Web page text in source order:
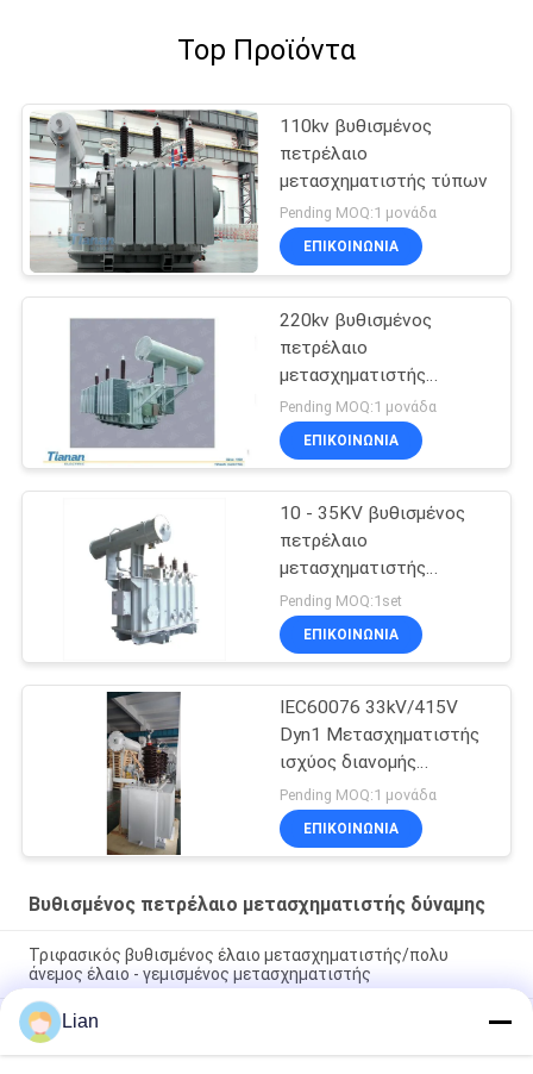
Top Προϊόντα
110kv βυθισμένος
πετρέλαιο
μετασχηματιστής τύπων
Pending MOQ:1 μονάδα
ΕΠΙΚΟΙΝΩΝΊΑ
220kv βυθισμένος
πετρέλαιο
μετασχηματιστής
δύναμης
Pending MOQ:1 μονάδα
ΕΠΙΚΟΙΝΩΝΊΑ
10 - 35KV βυθισμένος
πετρέλαιο
μετασχηματιστής
δύναμης
Pending MOQ:1set
ΕΠΙΚΟΙΝΩΝΊΑ
IEC60076 33kV/415V
Dyn1 Μετασχηματιστής
ισχύος διανομής
γεμάτος λάδι
Pending MOQ:1 μονάδα
ΕΠΙΚΟΙΝΩΝΊΑ
Βυθισμένος πετρέλαιο μετασχηματιστής δύναμης
Τριφασικός βυθισμένος έλαιο μετασχηματιστής/πολυ
άνεμος έλαιο - γεμισμένος μετασχηματιστής
Μετασχηματιστής ισχύος 200 kVA 33 kV με βύθιση σε
πετρέλαιο με σύνδεση Dyn11 για δίκτυα διανομής
Lian